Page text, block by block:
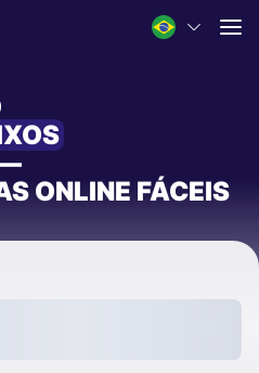
ONLINE FÁCEIS